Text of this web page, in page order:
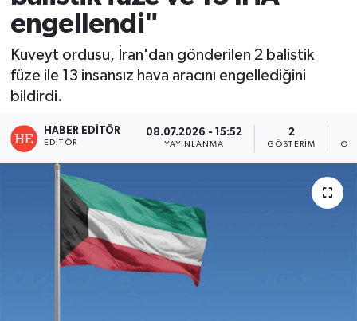
engellendi"
Kuveyt ordusu, İran'dan gönderilen 2 balistik
füze ile 13 insansız hava aracını engellediğini
bildirdi.
HABER EDITÖR
EDITÖR
08.07.2026 - 15:52
YAYINLANMA
2
GÖSTERIM